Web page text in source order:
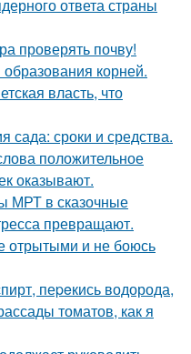
ответа страны
проверять почву!
корней.
власть, что
сада: сроки и средства.
положительное
оказывают.
МРТ в сказочные
превращают.
отрытыми и не боюсь
пеpeкись водорода,
томатов, как я